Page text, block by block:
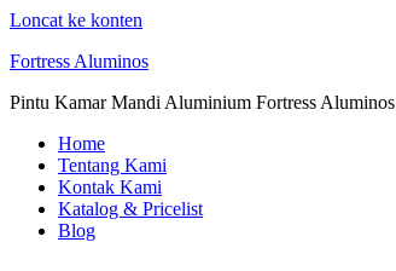
Loncat ke konten
Fortress Aluminos
Pintu Kamar Mandi Aluminium Fortress Aluminos
Home
Tentang Kami
Kontak Kami
Katalog & Pricelist
Blog